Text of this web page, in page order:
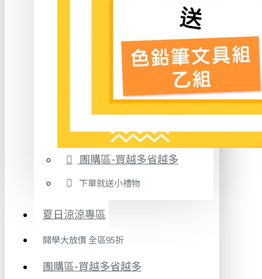
團購區-買越多省越多
下單就送小禮物
夏日涼涼專區
開學大放價 全區95折
團購區-買越多省越多